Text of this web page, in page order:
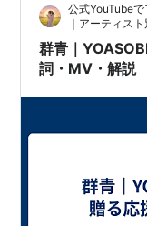
実は自分が何に本
過ごしていたり
ら本気を出さない
う…
公式YouTube
｜アーティス
群青｜
詞・MV・解説